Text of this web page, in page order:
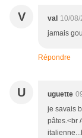
V val 10/
jamais
Répondre
U uguette
je savais
pâtes.<br